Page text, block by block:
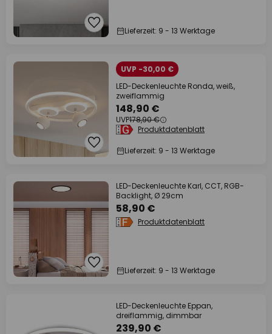
Lieferzeit: 9 - 13 Werktage
UVP -30,00 €
LED-Deckenleuchte Ronda, weiß,
zweiflammig
148,90 €
UVP178,90 €
Produktdatenblatt
Lieferzeit: 9 - 13 Werktage
LED-Deckenleuchte Karl, CCT, RGB-
Backlight, Ø 29cm
58,90 €
Produktdatenblatt
Lieferzeit: 9 - 13 Werktage
LED-Deckenleuchte Eppan,
dreiflammig, dimmbar
239,90 €